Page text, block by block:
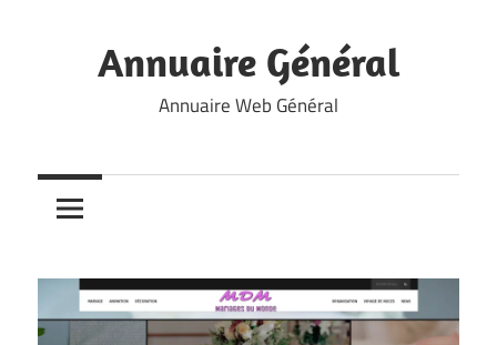
Annuaire Général
Annuaire Web Général